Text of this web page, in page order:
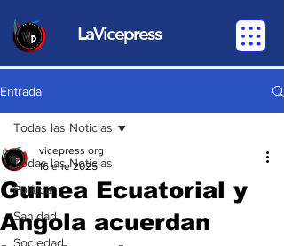
LaVicepress
Entrada
Todas las Noticias
Política
Sanidad
Sociedad
Todas las Noticias
Guinea Ecuatorial y
Angola acuerdan
vicepress org
16 ene 2025